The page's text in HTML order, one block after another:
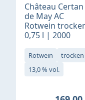
Château Certan
de May AC
Rotwein
0,75 l | 2000
Rotwein
trocken
13,0 % vol.